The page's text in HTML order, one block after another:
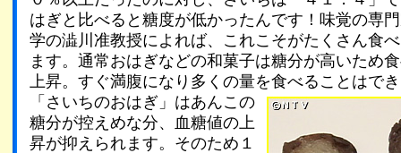
はぎと比べると糖度が低かったんです！味覚の専
学の澁川准教授によれば、これこそがたくさん食
ます。通常おはぎなどの和菓子は糖分が高いため
上昇。すぐ満腹になり多くの量を食べることはで
「さいちのおはぎ」はあんこの
糖分が控えめな分、血糖値の上
昇が抑えられます。そのため１